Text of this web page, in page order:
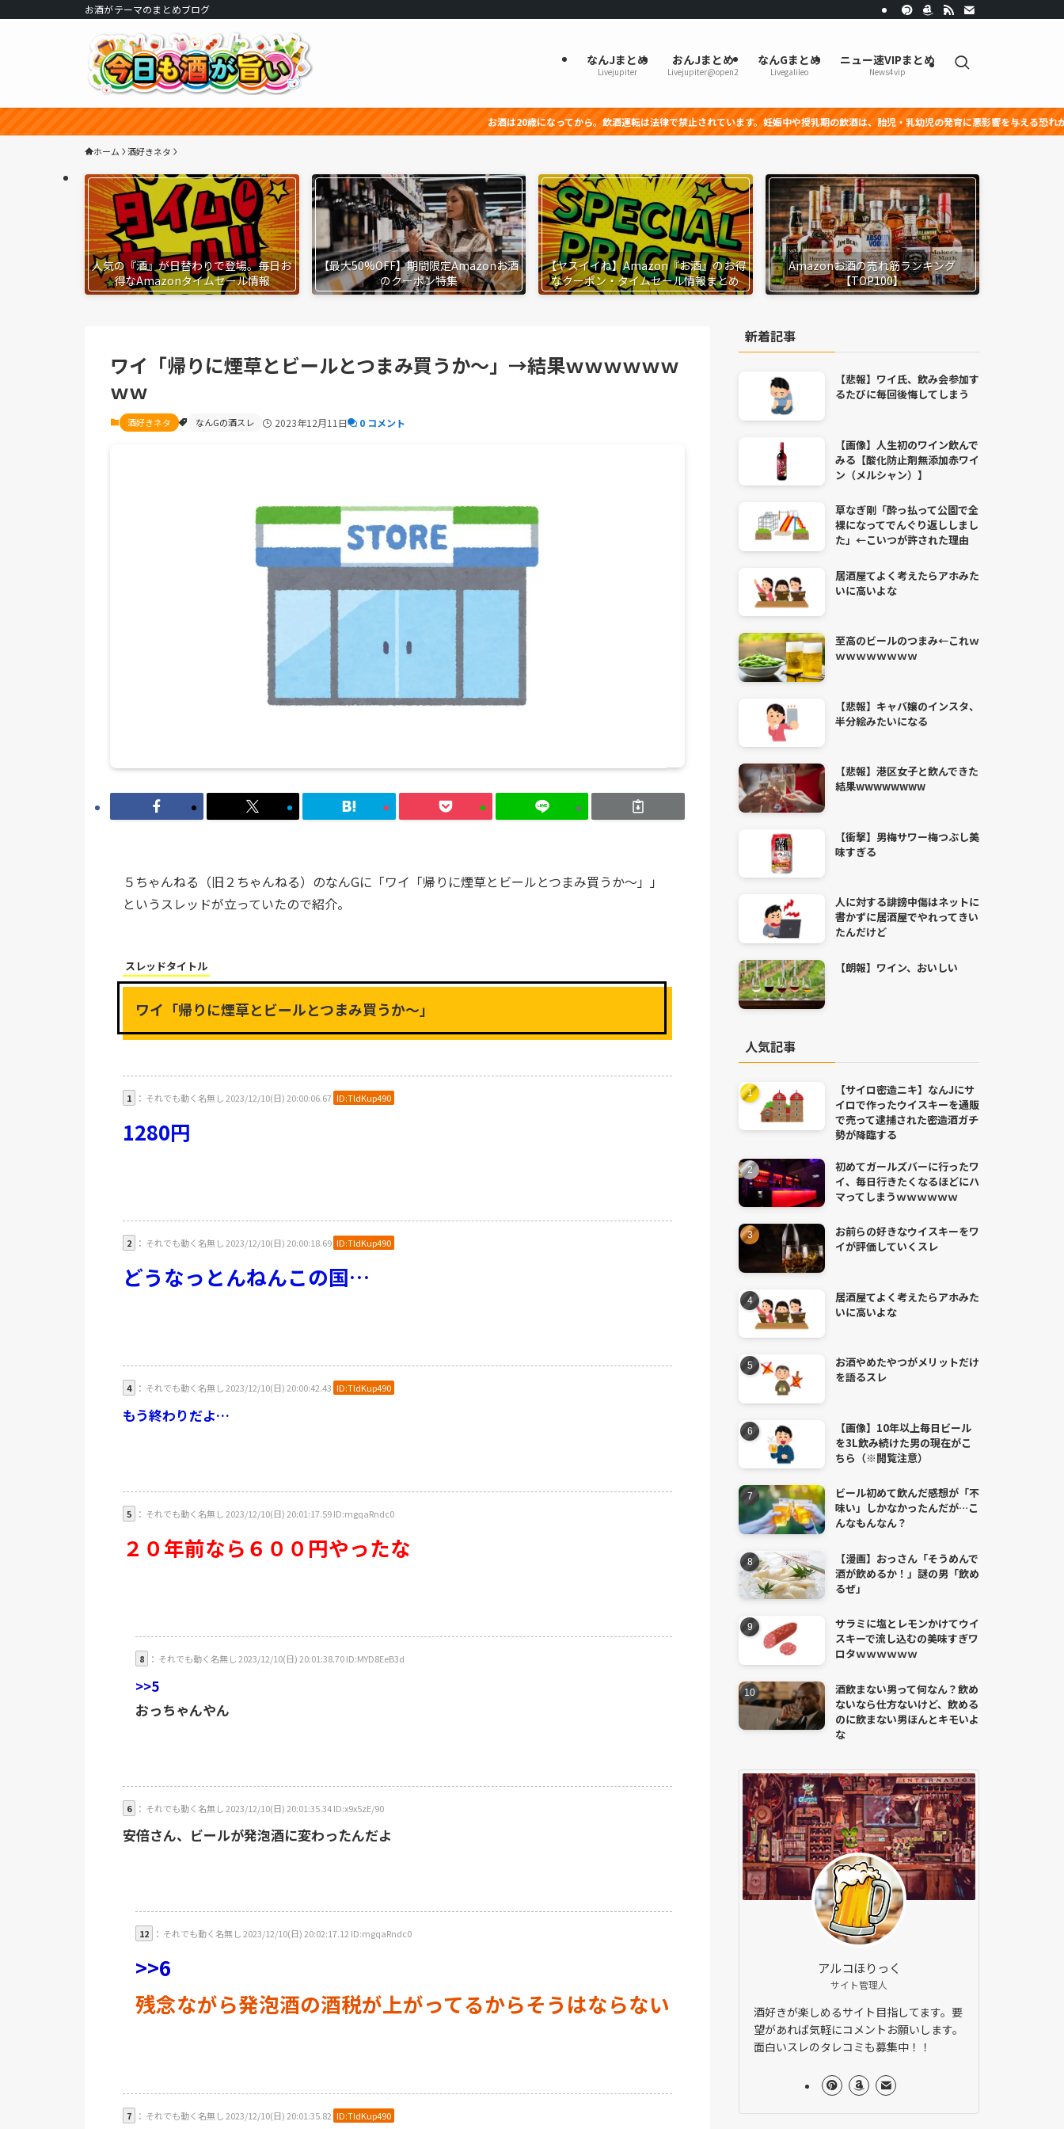
お酒がテーマのまとめブログ
なんJまとめ
Livejupiter
おんJまとめ
Livejupiter@open2
なんGまとめ
Livegalileo
ニュー速VIPまとめ
News4vip
お酒は20歳になってから。飲酒運転は法律で禁止されています。妊娠中や授乳期の飲酒は、胎児・乳幼児の発育に悪影響を与える恐れがあります。
ホーム 酒好きネタ
人気の『酒』が日替わりで登場。毎日お
得なAmazonタイムセール情報
【最大50%OFF】期間限定Amazonお酒
のクーポン特集
【ヤスイイね】Amazon『お酒』のお得
なクーポン・タイムセール情報まとめ
Amazonお酒の売れ筋ランキング
【TOP100】
ワイ「帰りに煙草とビールとつまみ買うか〜」→結果ｗｗｗｗｗｗ
ｗｗ
酒好きネタ なんGの酒スレ 2023年12月11日 0 コメント
５ちゃんねる（旧２ちゃんねる）のなんGに「ワイ「帰りに煙草とビールとつまみ買うか〜」」
というスレッドが立っていたので紹介。
スレッドタイトル
ワイ「帰りに煙草とビールとつまみ買うか〜」
1 ： それでも動く名無し 2023/12/10(日) 20:00:06.67 ID:TldKup490
1280円
2 ： それでも動く名無し 2023/12/10(日) 20:00:18.69 ID:TldKup490
どうなっとんねんこの国…
4 ： それでも動く名無し 2023/12/10(日) 20:00:42.43 ID:TldKup490
もう終わりだよ…
5 ： それでも動く名無し 2023/12/10(日) 20:01:17.59 ID:mgqaRndc0
２０年前なら６００円やったな
8 ： それでも動く名無し 2023/12/10(日) 20:01:38.70 ID:MYD8EeB3d
>>5
おっちゃんやん
6 ： それでも動く名無し 2023/12/10(日) 20:01:35.34 ID:x9x5zE/90
安倍さん、ビールが発泡酒に変わったんだよ
12 ： それでも動く名無し 2023/12/10(日) 20:02:17.12 ID:mgqaRndc0
>>6
残念ながら発泡酒の酒税が上がってるからそうはならない
7 ： それでも動く名無し 2023/12/10(日) 20:01:35.82 ID:TldKup490
新着記事
【悲報】ワイ氏、飲み会参加す
るたびに毎回後悔してしまう
【画像】人生初のワイン飲んで
みる【酸化防止剤無添加赤ワイ
ン（メルシャン）】
草なぎ剛「酔っ払って公園で全
裸になってでんぐり返ししまし
た」←こいつが許された理由
居酒屋てよく考えたらアホみた
いに高いよな
至高のビールのつまみ←これｗ
ｗｗｗｗｗｗｗｗ
【悲報】キャバ嬢のインスタ、
半分絵みたいになる
【悲報】港区女子と飲んできた
結果wwwwwwww
【衝撃】男梅サワー梅つぶし美
味すぎる
人に対する誹謗中傷はネットに
書かずに居酒屋でやれってきい
たんだけど
【朗報】ワイン、おいしい
人気記事
【サイロ密造ニキ】なんJにサ
イロで作ったウイスキーを通販
で売って逮捕された密造酒ガチ
勢が降臨する
初めてガールズバーに行ったワ
イ、毎日行きたくなるほどにハ
マってしまうｗｗｗｗｗｗ
お前らの好きなウイスキーをワ
イが評価していくスレ
居酒屋てよく考えたらアホみた
いに高いよな
お酒やめたやつがメリットだけ
を語るスレ
【画像】10年以上毎日ビール
を3L飲み続けた男の現在がこ
ちら（※閲覧注意）
ビール初めて飲んだ感想が「不
味い」しかなかったんだが…こ
んなもんなん？
【漫画】おっさん「そうめんで
酒が飲めるか！」謎の男「飲め
るぜ」
サラミに塩とレモンかけてウイ
スキーで流し込むの美味すぎワ
ロタｗｗｗｗｗｗ
酒飲まない男って何なん？飲め
ないなら仕方ないけど、飲める
のに飲まない男ほんとキモいよ
な
アルコほりっく
サイト管理人
酒好きが楽しめるサイト目指してます。要
望があれば気軽にコメントお願いします。
面白いスレのタレコミも募集中！！